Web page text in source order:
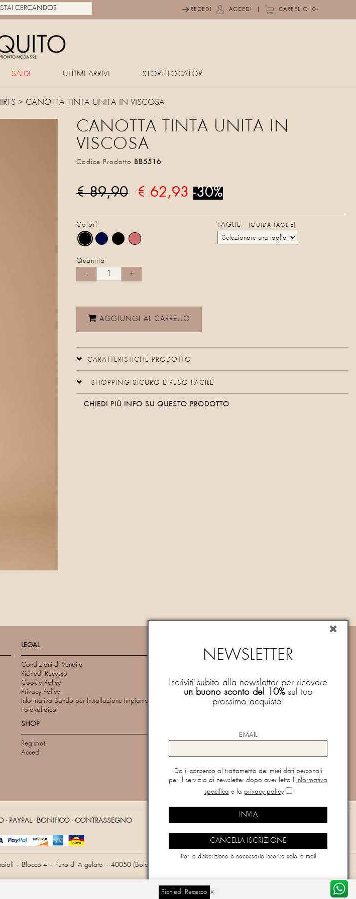
RECEDI ACCEDI CARRELLO (0)
SALDI ULTIMI ARRIVI STORE LOCATOR
> CANOTTA TINTA UNITA IN VISCOSA
CANOTTA TINTA UNITA IN
VISCOSA
Codice Prodotto BB5516
€ 89,90 € 62,93 -30%
Colori TAGLIE (GUIDA TAGLIE)
Quantità
AGGIUNGI AL CARRELLO
CARATTERISTICHE PRODOTTO
SHOPPING SICURO E RESO FACILE
CHIEDI PIÙ INFO SU QUESTO PRODOTTO
LEGAL
Condizioni di Vendita
Richiedi Recesso
Cookie Policy
Privacy Policy
Informativa Bando per Installazione Impianto
Fotovoltaico
SHOP
Registrati
Accedi
acquisto!
servizio di newsletter dopo aver letto l'
laprivacy policy
Vuoi cancellarti dalla newsletter? Clicca qui
- PAYPAL - BONIFICO - CONTRASSEGNO
– Blocco 4 – Funo di Argelato – 40050 (Bologna) - Email
NEWSLETTER
Iscriviti subito alla newsletter per ricevere
un buono sconto del 10%sul tuo
prossimo acquisto!
EMAIL
Do il consenso al trattamento dei miei dati personali
per il servizio di newsletter dopo aver letto l' informativa
specifica e la privacy policy
Per la disiscrizione è necessario inserire solo la mail
Richiedi Recesso ×